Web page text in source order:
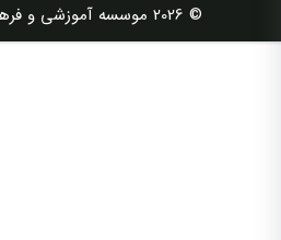
© 2026 موسسه آموزشی و فرهنگی کیسان. تمامی حقوق محفوظ است